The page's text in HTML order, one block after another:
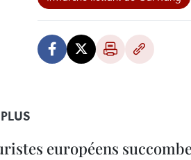
européens